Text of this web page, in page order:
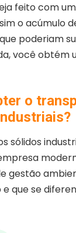
feito com
o acúmulo
poderiam
você
o
sólidos
gestão
que se